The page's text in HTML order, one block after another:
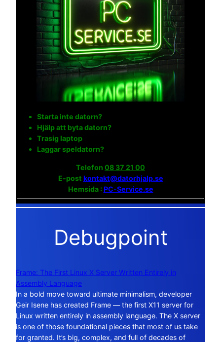
Starta inte datorn?
Hjälp att byta datorn?
Trasig laptop
Laggar speldatorn?
Telefon 08 37 21 00
E-post kontakt@datorhjalp.se
Hemsida :PC-Service.se
Debugpoint
Frame: The First Linux X Server Written Entirely in
Assembly Language
In a bold move toward ultimate minimalism, developer
Geir Isene has created Frame — the first X11 server for
Linux written entirely in assembly language. The X server
is one of those foundational pieces that most of us take
for granted. It’s big, complex, and full of decades of